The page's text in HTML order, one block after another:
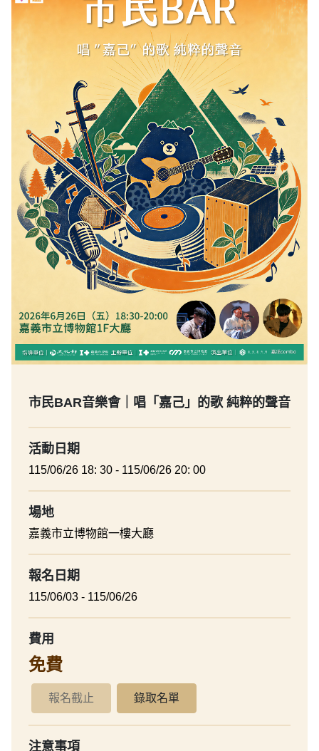
市民BAR音樂會｜唱「嘉己」的歌 純粹的聲音
活動日期
115/06/26 18: 30 - 115/06/26 20: 00
場地
嘉義市立博物館一樓大廳
報名日期
115/06/03 - 115/06/26
費用
免費
報名截止 錄取名單
注意事項